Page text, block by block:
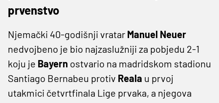
prvenstvo
Njemački 40-godišnji vratar Manuel Neuer
nedvojbeno je bio najzaslužniji za pobjedu 2-1
koju je Bayern ostvario na madridskom stadionu
Santiago Bernabeu protiv Reala u prvoj
utakmici četvrtfinala Lige prvaka, a njegova